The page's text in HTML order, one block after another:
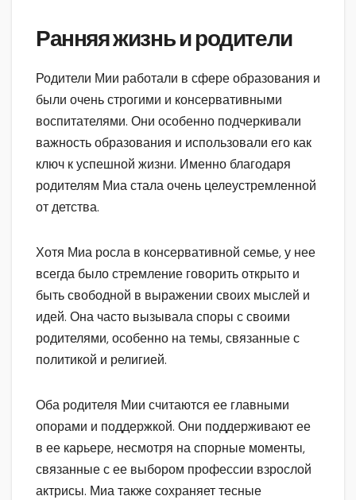
Ранняя жизнь и родители
Родители Мии работали в сфере образования и
были очень строгими и консервативными
воспитателями. Они особенно подчеркивали
важность образования и использовали его как
ключ к успешной жизни. Именно благодаря
родителям Миа стала очень целеустремленной
от детства.
Хотя Миа росла в консервативной семье, у нее
всегда было стремление говорить открыто и
быть свободной в выражении своих мыслей и
идей. Она часто вызывала споры с своими
родителями, особенно на темы, связанные с
политикой и религией.
Оба родителя Мии считаются ее главными
опорами и поддержкой. Они поддерживают ее
в ее карьере, несмотря на спорные моменты,
связанные с ее выбором профессии взрослой
актрисы. Миа также сохраняет тесные